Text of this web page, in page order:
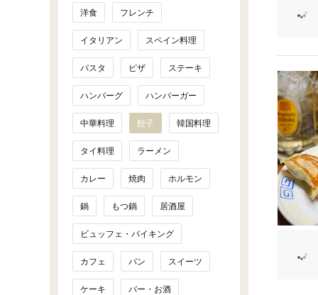
洋食 フレンチ
イタリアン スペイン料理
パスタ ピザ ステーキ
ハンバーグ ハンバーガー
中華料理 餃子 韓国料理
タイ料理 ラーメン
カレー 焼肉 ホルモン
鍋 もつ鍋 居酒屋
ビュッフェ・バイキング
カフェ パン スイーツ
ケーキ バー・お酒